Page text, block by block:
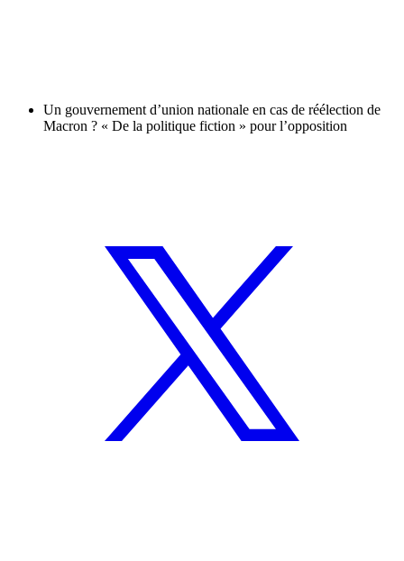
Un gouvernement d’union nationale en cas de réélection de
Macron ? « De la politique fiction » pour l’opposition